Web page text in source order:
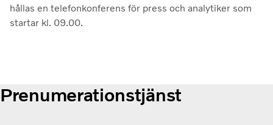
hållas en telefonkonferens för press och analytiker som
startar kl. 09.00.
Prenumerationstjänst